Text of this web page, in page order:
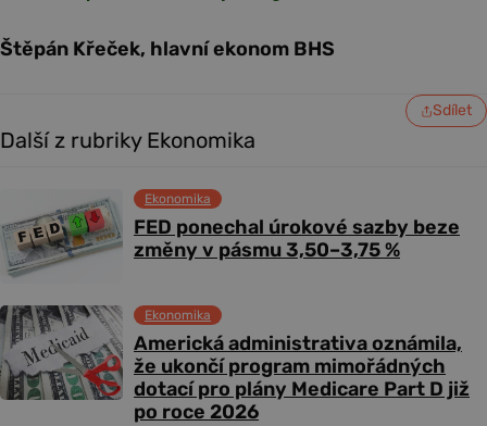
Štěpán Křeček, hlavní ekonom BHS
Sdílet
Další z rubriky Ekonomika
FED ponechal úrokové sazby beze
změny v pásmu 3,50–3,75 %
Ekonomika
Americká administrativa oznámila,
že ukončí program mimořádných
dotací pro plány Medicare Part D již
po roce 2026
Ekonomika